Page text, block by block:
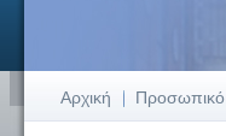
Αρχική Προσωπικό